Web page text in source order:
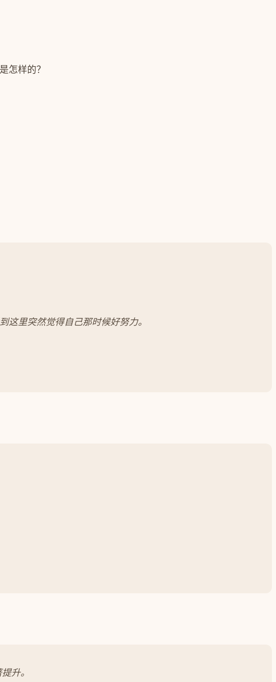
怎样的？
里突然觉得自己那时候好努力。
升。